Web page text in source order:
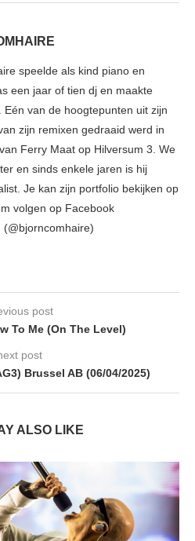
speelde als kind piano en
een jaar of tien dj en maakte
van de hoogtepunten uit zijn
zijn remixen gedraaid werd in
Ferry Maat op Hilversum 3. We
en sinds enkele jaren is hij
Je kan zijn portfolio bekijken op
volgen op Facebook
post
To Me (On The Level)
post
Brussel AB (06/04/2025)
ALSO LIKE